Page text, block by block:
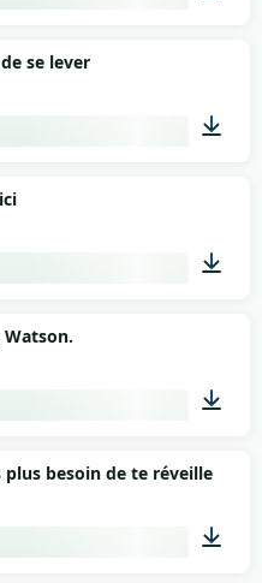
se lever
00:07
besoin de te réveiller